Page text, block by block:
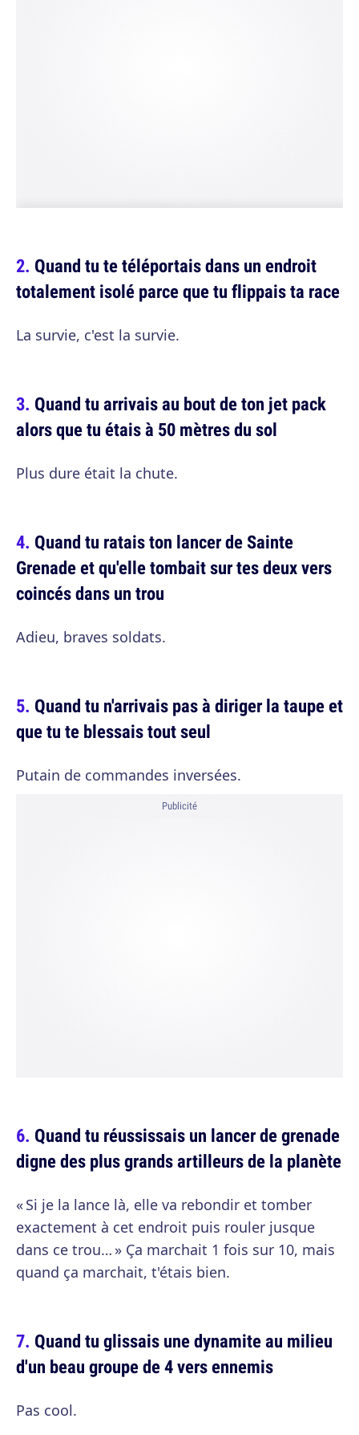
Quand tu te téléportais dans un endroit
totalement isolé parce que tu flippais ta race
La survie, c'est la survie.
Quand tu arrivais au bout de ton jet pack
alors que tu étais à 50 mètres du sol
Plus dure était la chute.
Quand tu ratais ton lancer de Sainte
Grenade et qu'elle tombait sur tes deux vers
coincés dans un trou
Adieu, braves soldats.
Quand tu n'arrivais pas à diriger la taupe et
que tu te blessais tout seul
Putain de commandes inversées.
Publicité
Quand tu réussissais un lancer de grenade
digne des plus grands artilleurs de la planète
« Si je la lance là, elle va rebondir et tomber
exactement à cet endroit puis rouler jusque
dans ce trou… » Ça marchait 1 fois sur 10, mais
quand ça marchait, t'étais bien.
Quand tu glissais une dynamite au milieu
d'un beau groupe de 4 vers ennemis
Pas cool.